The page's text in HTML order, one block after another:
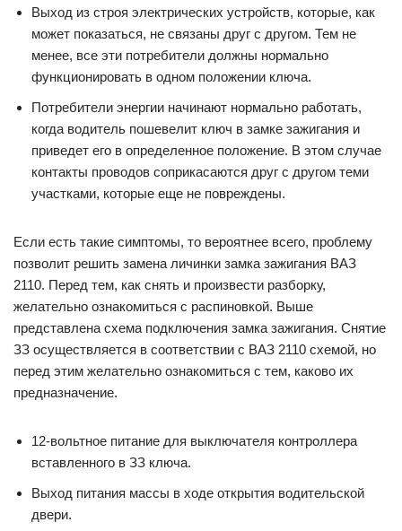
Выход из строя электрических устройств, которые, как
может показаться, не связаны друг с другом. Тем не
менее, все эти потребители должны нормально
функционировать в одном положении ключа.
Потребители энергии начинают нормально работать,
когда водитель пошевелит ключ в замке зажигания и
приведет его в определенное положение. В этом случае
контакты проводов соприкасаются друг с другом теми
участками, которые еще не повреждены.
Если есть такие симптомы, то вероятнее всего, проблему
позволит решить замена личинки замка зажигания ВАЗ
2110. Перед тем, как снять и произвести разборку,
желательно ознакомиться с распиновкой. Выше
представлена схема подключения замка зажигания. Снятие
ЗЗ осуществляется в соответствии с ВАЗ 2110 схемой, но
перед этим желательно ознакомиться с тем, каково их
предназначение.
12-вольтное питание для выключателя контроллера
вставленного в ЗЗ ключа.
Выход питания массы в ходе открытия водительской
двери.